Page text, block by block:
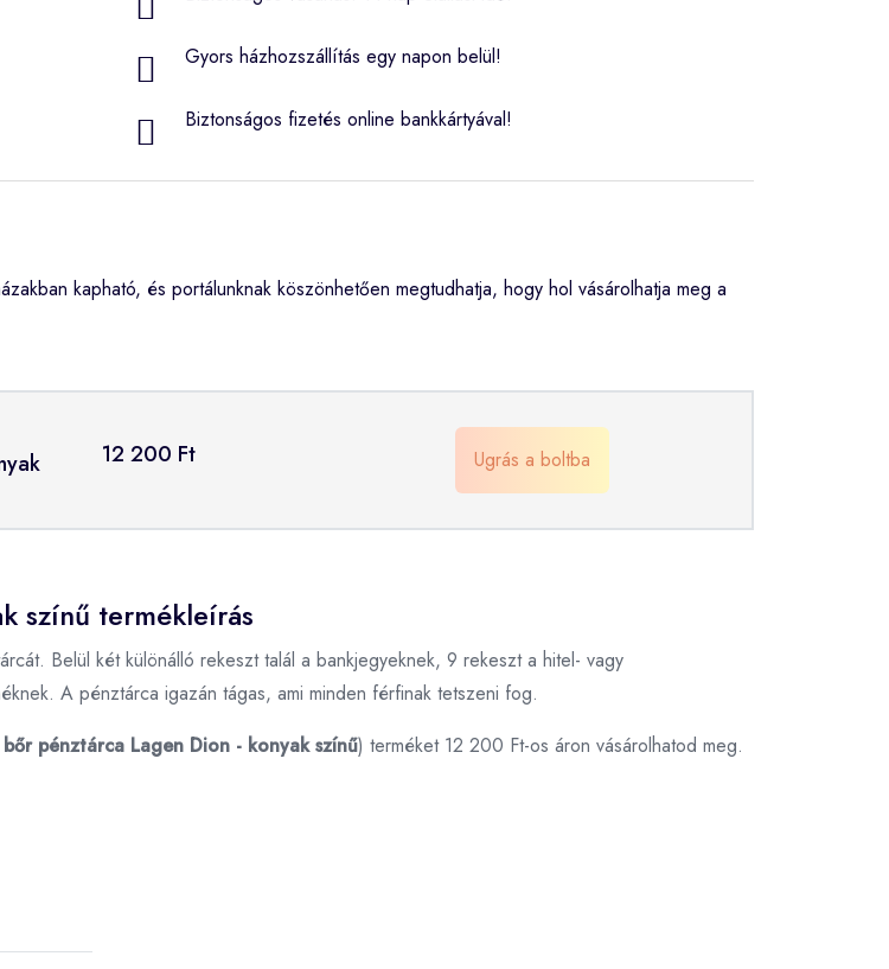
Gyors házhozszállítás egy napon belül!
Biztonságos fizetés online bankkártyával!
kapható, és portálunknak köszönhetően megtudhatja, hogy hol vásárolhatja meg a
12 200 Ft Ugrás a boltba
színű termékleírás
Belül két különálló rekeszt talál a bankjegyeknek, 9 rekeszt a hitel- vagy
A pénztárca igazán tágas, ami minden férfinak tetszeni fog.
pénztárca Lagen Dion - konyak színű) terméket 12 200 Ft-os áron vásárolhatod meg.